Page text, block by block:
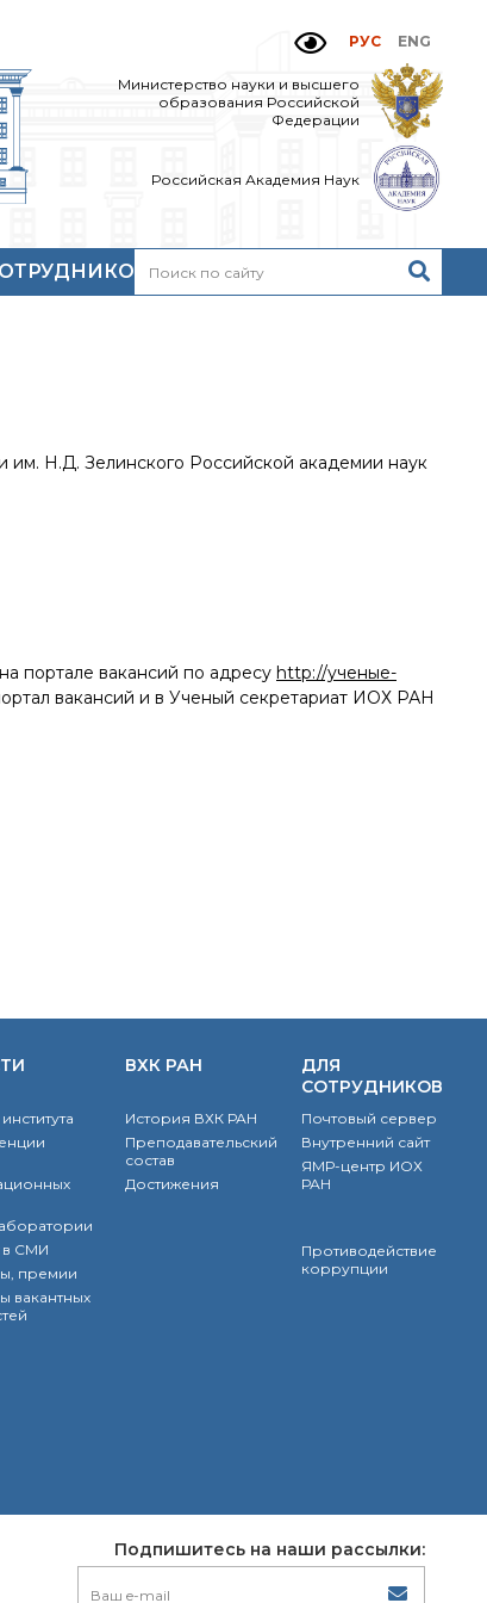
РУС ENG
Министерство науки и высшего
образования Российской
Федерации
Российская Академия Наук
ИОХ РАН
Н.Д. Зелинского Российской академии наук
портале вакансий по адресу http://ученые-
вакансий и в Ученый секретариат ИОХ РАН
в СМИ
премии
вакантных
ВХК РАН
История ВХК РАН
Преподавательский
состав
Достижения
ДЛЯ
СОТРУДНИКОВ
Почтовый сервер
Внутренний сайт
ЯМР-центр ИОХ
РАН
Противодействие
коррупции
Подпишитесь на наши рассылки: